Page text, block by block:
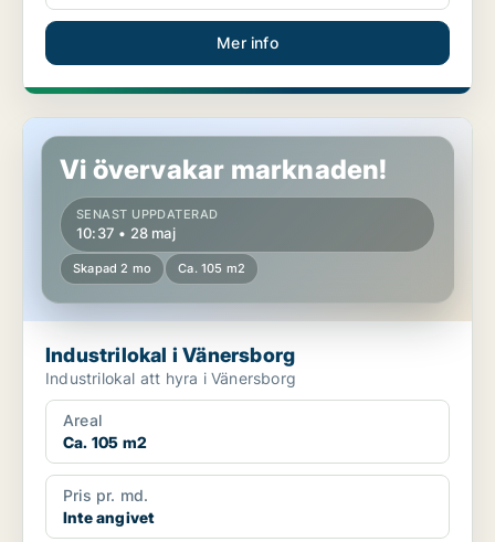
Mer info
Industrilokal i Vänersborg
Vi övervakar marknaden!
SENAST UPPDATERAD
10:37 • 28 maj
Skapad 2 mo Ca. 105 m2
Industrilokal i Vänersborg
Industrilokal att hyra i Vänersborg
Areal
Ca. 105 m2
Pris pr. md.
Inte angivet